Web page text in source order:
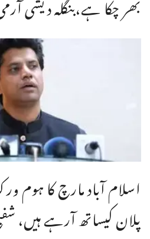
اسلام آباد مارچ کا ہوم
پلان کیساتھ آرہے ہیں،